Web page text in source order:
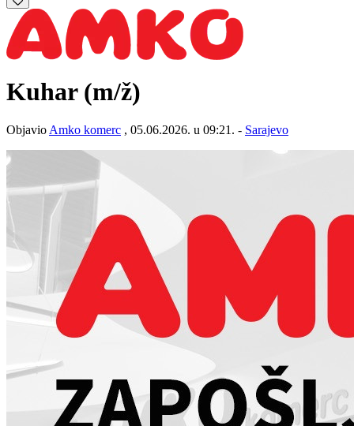
Kuhar (m/ž)
Objavio Amko komerc , 05.06.2026. u 09:21. - Sarajevo